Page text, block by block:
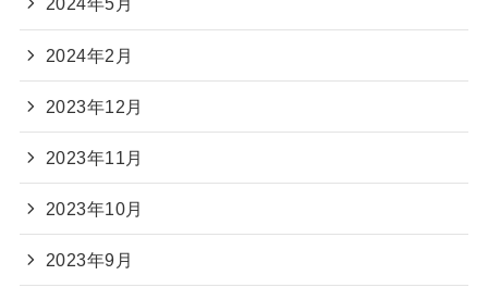
2024年2月
2023年12月
2023年11月
2023年10月
2023年9月